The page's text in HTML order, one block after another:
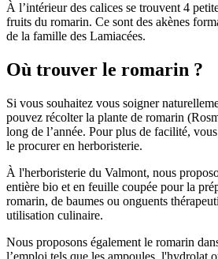
À l’intérieur des calices se trouvent 4
fruits du romarin. Ce sont des akènes
de la famille des Lamiacées.
Où trouver le romarin ?
Si vous souhaitez vous soigner
pouvez récolter la plante de romarin
long de l’année. Pour plus de facilité,
le procurer en herboristerie.
À l'herboristerie du Valmont, nous
entière bio et en feuille coupée pour la
romarin, de baumes ou onguents
utilisation culinaire.
Nous proposons également le romarin
l’emploi tels que les ampoules, l'hydrolat